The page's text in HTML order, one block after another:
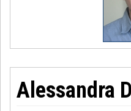
Alessandra